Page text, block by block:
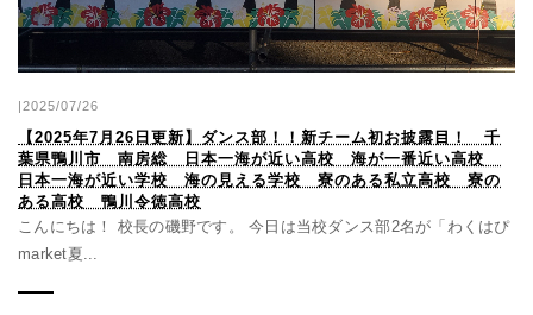
|2025/07/26
【2025年7月26日更新】ダンス部！！新チーム初お披露目！ 千
葉県鴨川市 南房総 日本一海が近い高校 海が一番近い高校
日本一海が近い学校 海の見える学校 寮のある私立高校 寮の
ある高校 鴨川令徳高校
こんにちは！ 校長の磯野です。 今日は当校ダンス部2名が「わくはぴ
market夏...